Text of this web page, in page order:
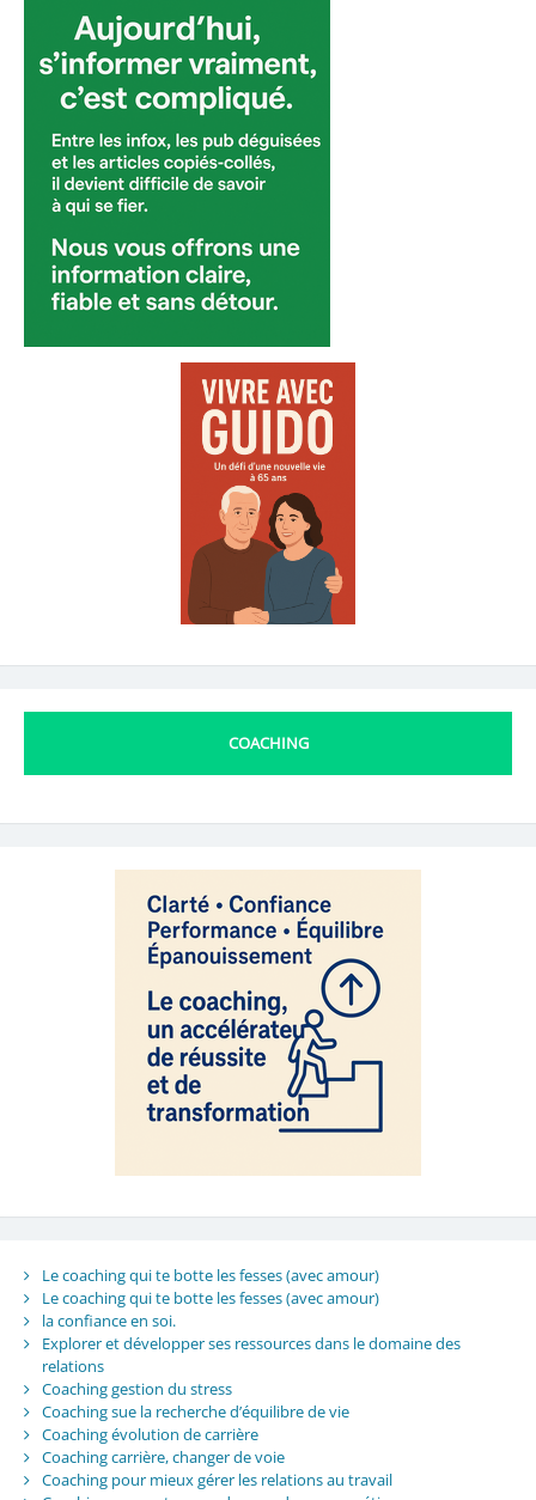
COACHING
Le coaching qui te botte les fesses (avec amour)
Le coaching qui te botte les fesses (avec amour)
la confiance en soi.
Explorer et développer ses ressources dans le domaine des
relations
Coaching gestion du stress
Coaching sue la recherche d’équilibre de vie
Coaching évolution de carrière
Coaching carrière, changer de voie
Coaching pour mieux gérer les relations au travail